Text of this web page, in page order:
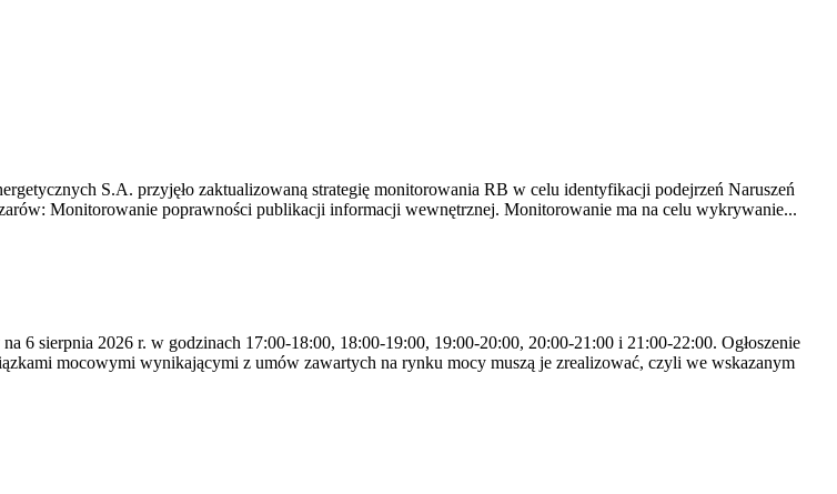
S.A. przyjęło zaktualizowaną strategię monitorowania RB w celu identyfikacji podejrzeń Naruszeń
Monitorowanie poprawności publikacji informacji wewnętrznej. Monitorowanie ma na celu wykrywanie...
6 sierpnia 2026 r. w godzinach 17:00-18:00, 18:00-19:00, 19:00-20:00, 20:00-21:00 i 21:00-22:00. Ogłoszenie
mocowymi wynikającymi z umów zawartych na rynku mocy muszą je zrealizować, czyli we wskazanym